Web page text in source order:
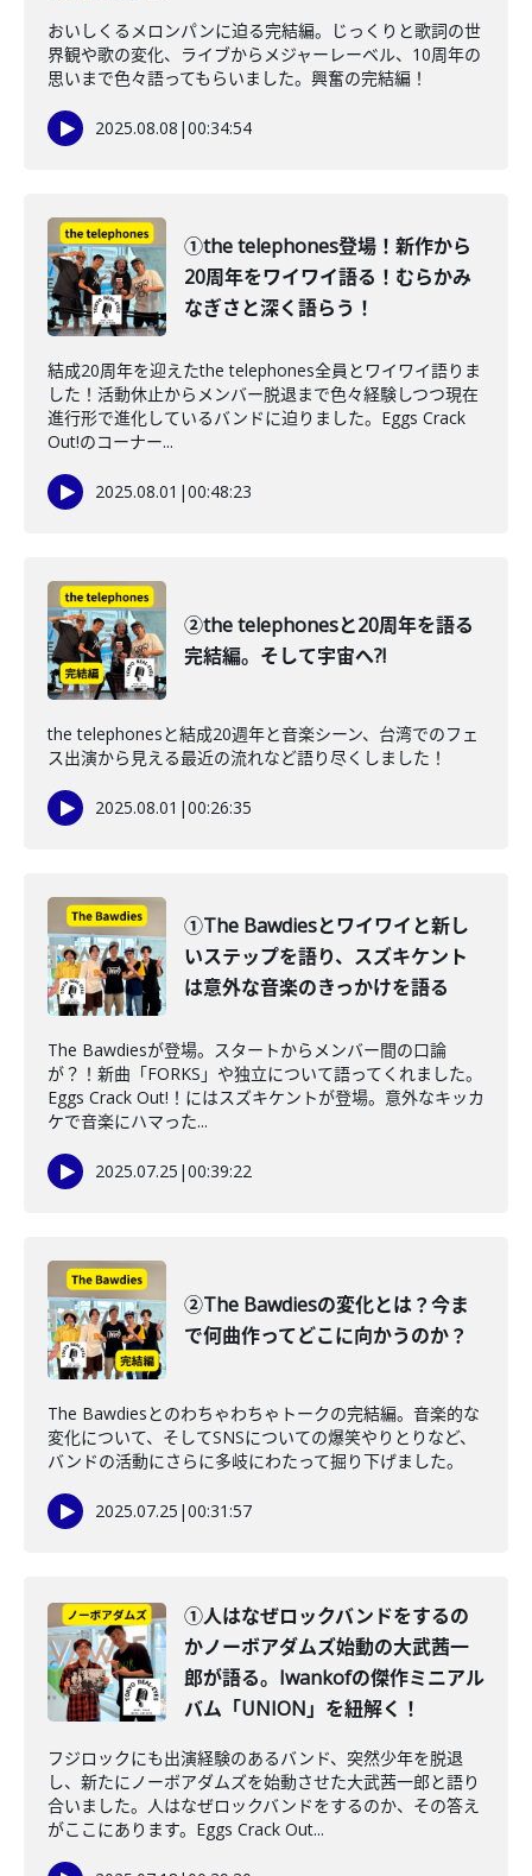
おいしくるメロンパンに迫る完結編。じっくりと歌詞の世
界観や歌の変化、ライブからメジャーレーベル、10周年の
思いまで色々語ってもらいました。興奮の完結編！
2025.08.08 |00:34:54
①the telephones登場！新作から
20周年をワイワイ語る！むらかみ
なぎさと深く語らう！
結成20周年を迎えたthe telephones全員とワイワイ語りま
した！活動休止からメンバー脱退まで色々経験しつつ現在
進行形で進化しているバンドに迫りました。Eggs Crack
Out!のコーナー...
2025.08.01 |00:48:23
②the telephonesと20周年を語る
完結編。そして宇宙へ?!
the telephonesと結成20週年と音楽シーン、台湾でのフェ
ス出演から見える最近の流れなど語り尽くしました！
2025.08.01 |00:26:35
①The Bawdiesとワイワイと新し
いステップを語り、スズキケント
は意外な音楽のきっかけを語る
The Bawdiesが登場。スタートからメンバー間の口論
が？！新曲「FORKS」や独立について語ってくれました。
Eggs Crack Out!！にはスズキケントが登場。意外なキッカ
ケで音楽にハマった...
2025.07.25 |00:39:22
②The Bawdiesの変化とは？今ま
で何曲作ってどこに向かうのか？
The Bawdiesとのわちゃわちゃトークの完結編。音楽的な
変化について、そしてSNSについての爆笑やりとりなど、
バンドの活動にさらに多岐にわたって掘り下げました。
2025.07.25 |00:31:57
①人はなぜロックバンドをするの
かノーボアダムズ始動の大武茜一
郎が語る。Iwankofの傑作ミニアル
バム「UNION」を紐解く！
フジロックにも出演経験のあるバンド、突然少年を脱退
し、新たにノーボアダムズを始動させた大武茜一郎と語り
合いました。人はなぜロックバンドをするのか、その答え
がここにあります。Eggs Crack Out...